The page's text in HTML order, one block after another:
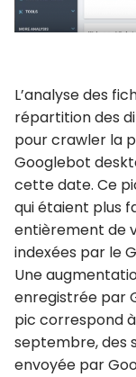
L’analyse des
répartition des
pour crawler la
Googlebot
cette date. Ce
qui étaient plus
entièrement de
indexées par le
Une
enregistrée par
pic correspond
septembre, des
envoyée par